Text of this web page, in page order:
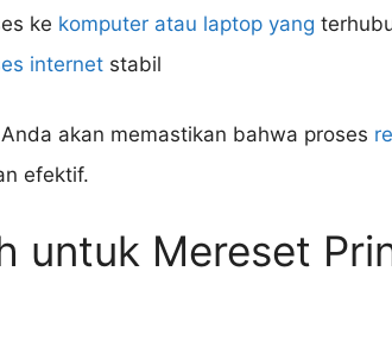
ke komputer atau laptop yang
internet stabil
akan memastikan bahwa proses
efektif.
untuk Mereset